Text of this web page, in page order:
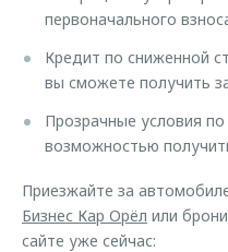
первоначального
Кредит по сниженной
вы сможете получить
Прозрачные условия
возможностью
Приезжайте за
Бизнес Кар Орёл или
сайте уже сейчас: